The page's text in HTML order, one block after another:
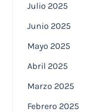
Julio 2025
Junio 2025
Mayo 2025
Abril 2025
Marzo 2025
Febrero 2025